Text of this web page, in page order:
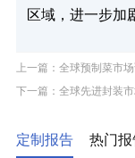
区域，进一步加
上一篇：全球预制菜市
下一篇：全球先进封装
定制报告 热门报